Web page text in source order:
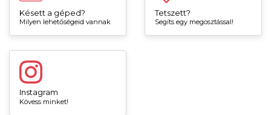
Késett a géped?
Milyen lehetőségeid vannak
Tetszett?
Segíts egy megosztással!
Instagram
Kövess minket!